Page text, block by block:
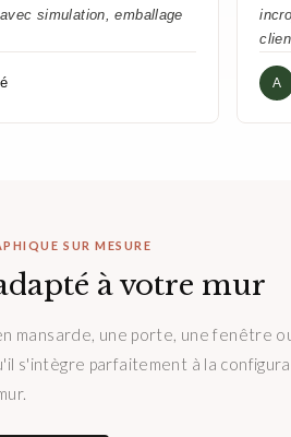
simulation, emballage
A
SUR MESURE
à votre mur
mansarde, une porte, une fenêtre
s'intègre parfaitement à la